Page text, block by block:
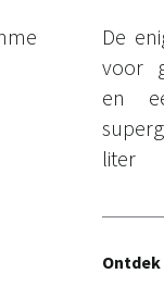
De
voor
en
liter